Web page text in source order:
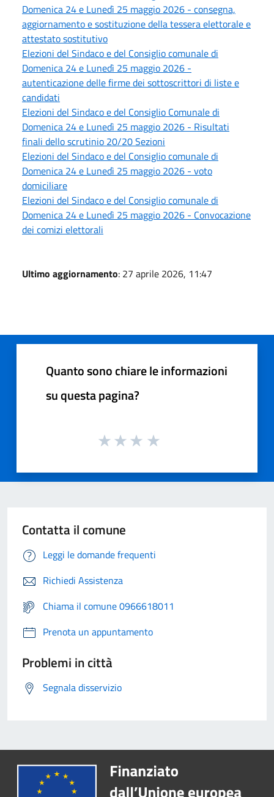
Domenica 24 e Lunedì 25 maggio 2026 - consegna,
aggiornamento e sostituzione della tessera elettorale e
attestato sostitutivo
Elezioni del Sindaco e del Consiglio comunale di
Domenica 24 e Lunedì 25 maggio 2026 -
autenticazione delle firme dei sottoscrittori di liste e
candidati
Elezioni del Sindaco e del Consiglio Comunale di
Domenica 24 e Lunedì 25 maggio 2026 - Risultati
finali dello scrutinio 20/20 Sezioni
Elezioni del Sindaco e del Consiglio comunale di
Domenica 24 e Lunedì 25 maggio 2026 - voto
domiciliare
Elezioni del Sindaco e del Consiglio comunale di
Domenica 24 e Lunedì 25 maggio 2026 - Convocazione
dei comizi elettorali
Ultimo aggiornamento: 27 aprile 2026, 11:47
Quanto sono chiare le informazioni
su questa pagina?
Contatta il comune
Leggi le domande frequenti
Richiedi Assistenza
Chiama il comune 0966618011
Prenota un appuntamento
Problemi in città
Segnala disservizio